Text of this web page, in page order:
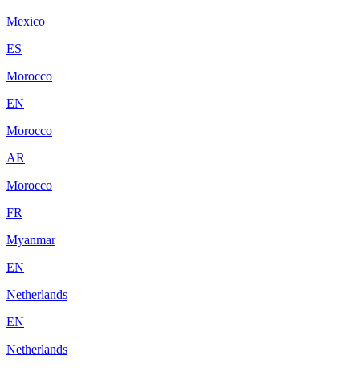
Mexico
ES
Morocco
EN
Morocco
AR
Morocco
FR
Myanmar
EN
Netherlands
EN
Netherlands